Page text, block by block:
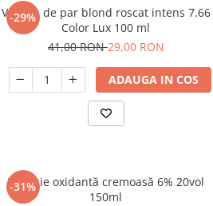
-29%
Vopsea de par blond roscat intens 7.66
Color Lux 100 ml
41,00 RON29,00 RON
ADAUGA IN COS
-31%
Emulsie oxidantă cremoasă 6% 20vol
150ml